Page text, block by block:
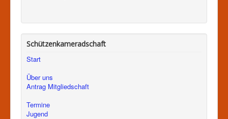
Schützenkameradschaft
Start
Über uns
Antrag Mitgliedschaft
Termine
Jugend